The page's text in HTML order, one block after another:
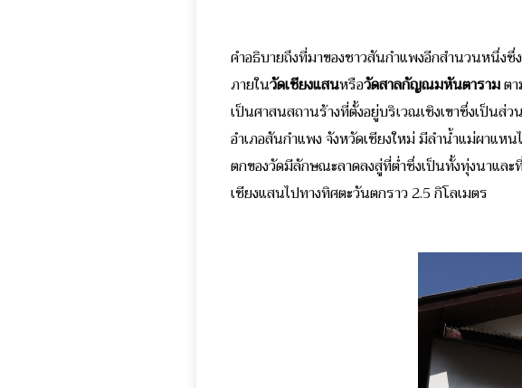
คำอธิบายถึงที่มาของชาวสันกำแพงอีกสำนวนหนึ่ง
ภายในวัดเชียงแสนหรือวัดสาลกัญณมหันตารามต
เป็นศาสนสถานร้างที่ตั้งอยู่บริเวณเชิงเขาซึ่งเป็น
อำเภอสันกำแพง จังหวัดเชียงใหม่ มีลำน้ำแม่ผาแห
ตกของวัดมีลักษณะลาดลงสู่ที่ต่ำซึ่งเป็นทั้งทุ่งนาแล
เชียงแสนไปทางทิศตะวันตกราว 2.5 กิโลเมตร